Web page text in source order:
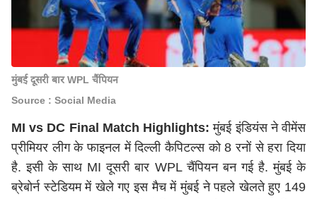
मुंबई दूसरी बार WPL चैंपियन
Source : Social Media
MI vs DC Final Match Highlights: मुंबई इंडियंस ने वीमेंस
प्रीमियर लीग के फाइनल में दिल्ली कैपिटल्स को 8 रनों से हरा दिया
है. इसी के साथ MI दूसरी बार WPL चैंपियन बन गई है. मुंबई के
ब्रेबोर्न स्टेडियम में खेले गए इस मैच में मुंबई ने पहले खेलते हुए 149